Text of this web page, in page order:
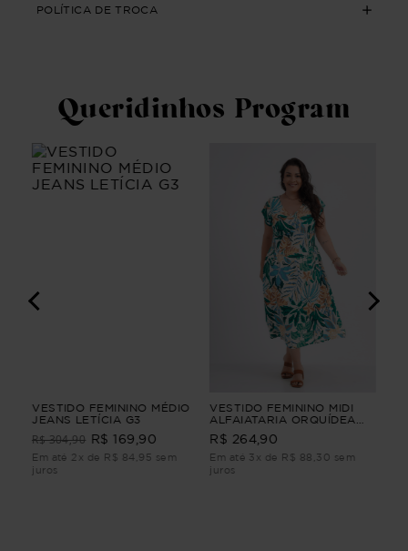
POLÍTICA DE TROCA
Queridinhos Program
VESTIDO FEMININO MÉDIO
JEANS LETÍCIA G3
R$ 304,90 R$ 169,90
Em até 2x de R$ 84,95 sem
juros
VESTIDO FEMININO MIDI
ALFAIATARIA ORQUÍDEA
VESTIDO FEMININO MIDI
ALFAIATARIA Azul M
R$ 264,90
Em até 3x de R$ 88,30 sem
juros